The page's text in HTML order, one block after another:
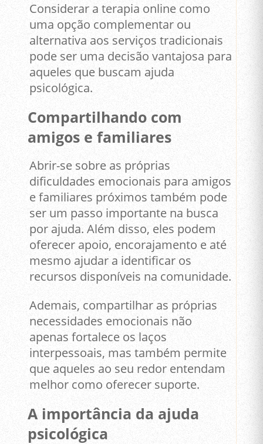
Considerar a terapia online como
uma opção complementar ou
alternativa aos serviços tradicionais
pode ser uma decisão vantajosa para
aqueles que buscam ajuda
psicológica.
Compartilhando com
amigos e familiares
Abrir-se sobre as próprias
dificuldades emocionais para amigos
e familiares próximos também pode
ser um passo importante na busca
por ajuda. Além disso, eles podem
oferecer apoio, encorajamento e até
mesmo ajudar a identificar os
recursos disponíveis na comunidade.
Ademais, compartilhar as próprias
necessidades emocionais não
apenas fortalece os laços
interpessoais, mas também permite
que aqueles ao seu redor entendam
melhor como oferecer suporte.
A importância da ajuda
psicológica